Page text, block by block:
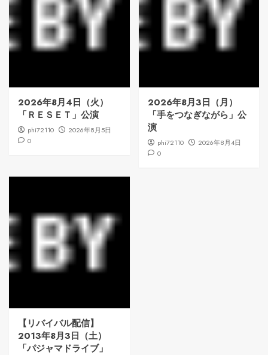
2026年8月4日（火）
「ＲＥＳＥＴ」公演
phi72110
2026年8月5日
0
2026年8月3日（月）
「手をつなぎながら」公
演
phi72110
2026年8月4日
0
【リバイバル配信】
2013年8月3日（土）
「パジャマドライブ」